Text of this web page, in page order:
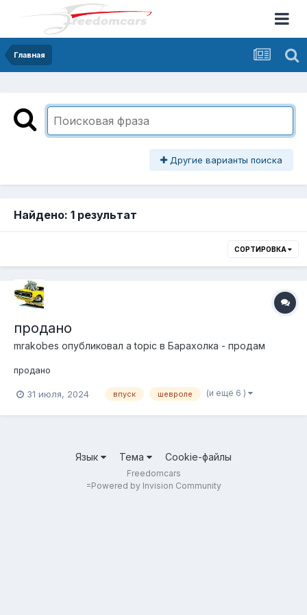
Главная
Другие варианты поиска
Найдено: 1 результат
СОРТИРОВКА
продано
mrakobes опубликовал a topic в Барахолка - продам
продано
31 июля, 2024 впуск шевроле (и ещё 6 )
Язык Тема Cookie-файлы
Freedomcars
=Powered by Invision Community